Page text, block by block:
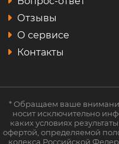
Отзывы
О сервисе
Контакты
* Обращаем ваше
носит исключительно
каких условиях
офертой, определяемой
кодекса Российской